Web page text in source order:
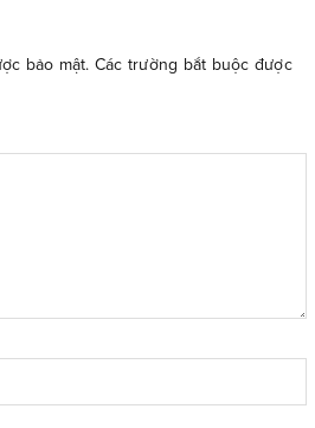
bảo mật. Các trường bắt buộc được